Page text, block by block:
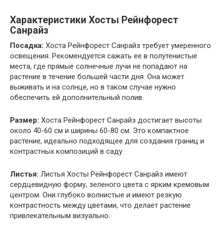
Характеристики Хосты Рейнфорест
Санрайз
Посадка: Хоста Рейнфорест Санрайз требует умеренного
освещения. Рекомендуется сажать ее в полутенистые
места, где прямые солнечные лучи не попадают на
растение в течение большей части дня. Она может
выживать и на солнце, но в таком случае нужно
обеспечить ей дополнительный полив.
Размер: Хоста Рейнфорест Санрайз достигает высоты
около 40-60 см и ширины 60-80 см. Это компактное
растение, идеально подходящее для создания границ и
контрастных композиций в саду.
Листья: Листья Хосты Рейнфорест Санрайз имеют
сердцевидную форму, зеленого цвета с ярким кремовым
центром. Они глубоко волнистые и имеют резкую
контрастность между цветами, что делает растение
привлекательным визуально.